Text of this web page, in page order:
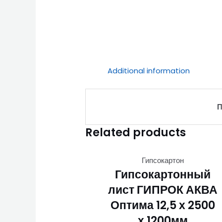
Additional information
Related products
Гипсокартон
Гипсокартонный
лист ГИПРОК АКВА
Оптима 12,5 х 2500